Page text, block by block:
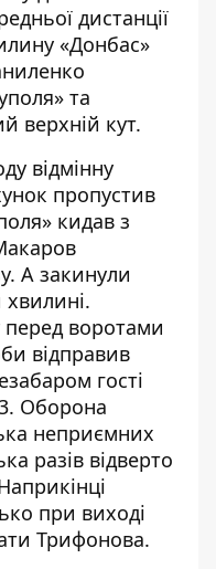
дистанції
«Донбас»
та
верхній кут.
відмінну
пропустив
кидав з
А закинули
хвилині.
перед воротами
відправив
гості
Оборона
неприємних
разів відверто
при виході
Трифонова.